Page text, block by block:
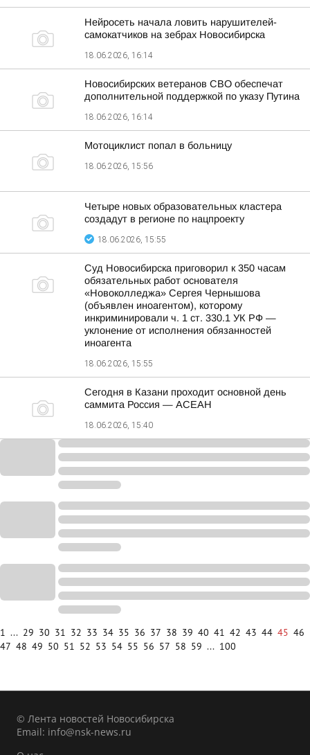
Нейросеть начала ловить нарушителей-
самокатчиков на зебрах Новосибирска
18.06.2026, 16:14
Новосибирских ветеранов СВО обеспечат
дополнительной поддержкой по указу Путина
18.06.2026, 16:14
Мотоциклист попал в больницу
18.06.2026, 15:56
Четыре новых образовательных кластера
создадут в регионе по нацпроекту
18.06.2026, 15:55
Суд Новосибирска приговорил к 350 часам
обязательных работ основателя
«Новоколледжа» Сергея Чернышова
(объявлен иноагентом), которому
инкриминировали ч. 1 ст. 330.1 УК РФ —
уклонение от исполнения обязанностей
иноагента
18.06.2026, 15:55
Сегодня в Казани проходит основной день
саммита Россия — АСЕАН
18.06.2026, 15:40
1 ... 29 30 31 32 33 34 35 36 37 38 39 40 41 42 43 44 45 46
47 48 49 50 51 52 53 54 55 56 57 58 59 ... 100
© Лента новостей Новосибирска
Email: info@nsk-news.ru